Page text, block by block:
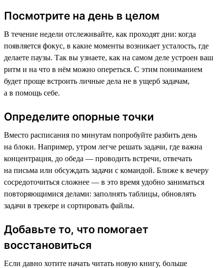
Посмотрите на день в целом
В течение недели отслеживайте, как проходят дни: когда
появляется фокус, в какие моменты возникает усталость, где
делаете паузы. Так вы узнаете, как на самом деле устроен ваш
ритм и на что в нём можно опереться. С этим пониманием
будет проще встроить личные дела не в ущерб задачам,
а в помощь себе.
Определите опорные точки
Вместо расписания по минутам попробуйте разбить день
на блоки. Например, утром легче решать задачи, где важна
концентрация, до обеда — проводить встречи, отвечать
на письма или обсуждать задачи с командой. Ближе к вечеру
сосредоточиться сложнее — в это время удобно заниматься
повторяющимися делами: заполнять таблицы, обновлять
задачи в трекере и сортировать файлы.
Добавьте то, что помогает
восстановиться
Если давно хотите начать читать новую книгу, больше